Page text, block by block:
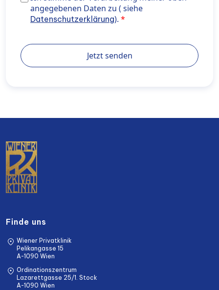
Daten zu ( siehe <a href="https://wiener-
privatklinik.com/datenschutzerklaerung/"
angegebenen Daten zu ( siehe
Datenschutzerklärung).
Jetzt senden
Finde uns
Wiener Privatklinik
Pelikangasse 15
A-1090 Wien
Ordinationszentrum
Lazarettgasse 25/1. Stock
A-1090 Wien